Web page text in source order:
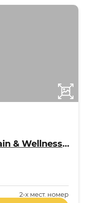
Hotel AnyosPark Mountain & Wellness Resort 4*
2-x мест. номер